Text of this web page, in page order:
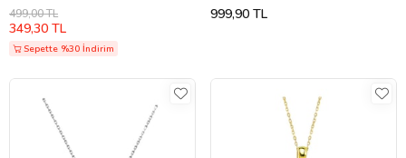
499,00 TL
349,30 TL
Sepette %30 İndirim
999,90 TL